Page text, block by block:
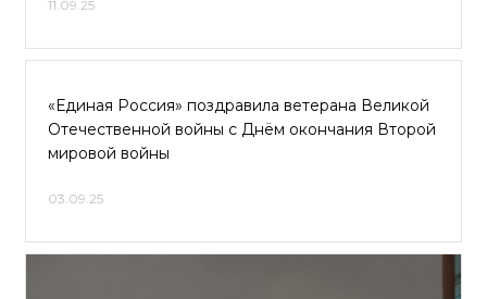
11.09.25
«Единая Россия» поздравила ветерана Великой
Отечественной войны с Днём окончания Второй
мировой войны
03.09.25